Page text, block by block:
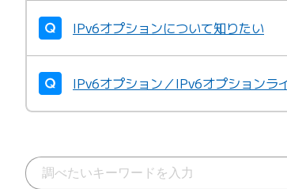
IPv6オプションについて知りたい
IPv6オプション／IPv6オプションラ